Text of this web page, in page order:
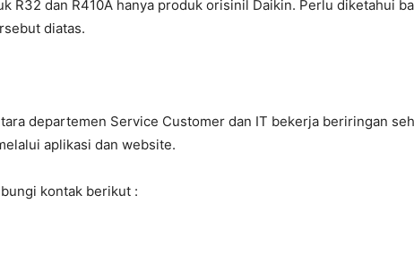
R32 dan R410A hanya produk orisinil Daikin. Perlu diketahui
diatas.
departemen Service Customer dan IT bekerja beriringan
aplikasi dan website.
kontak berikut :